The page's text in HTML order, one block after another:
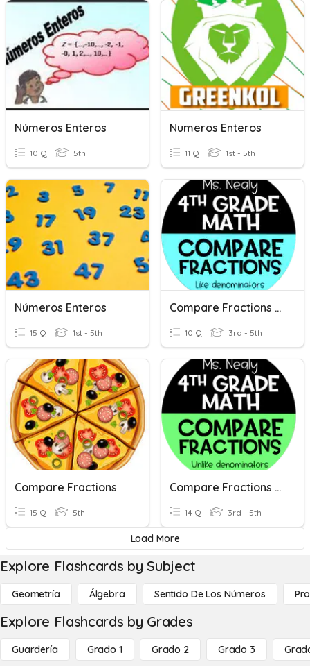
Números Enteros
10 Q 5th
Numeros Enteros
11 Q 1st - 5th
Números Enteros
15 Q 1st - 5th
Compare Fractions - Like Denominators
10 Q 3rd - 5th
Compare Fractions
15 Q 5th
Compare Fractions - Unlike Denominators (Benchmark Of 1/2)
14 Q 3rd - 5th
Load More
Explore Flashcards by Subject
Geometría Álgebra Sentido De Los Números
Explore Flashcards by Grades
Guardería Grado 1 Grado 2 Grado 3